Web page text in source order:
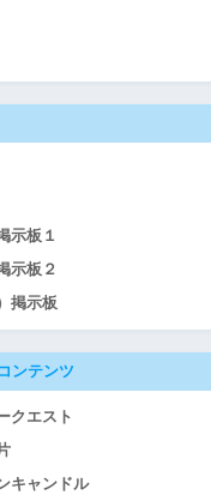
示板１
示板２
掲示板
ンテンツ
クエスト
キャンドル